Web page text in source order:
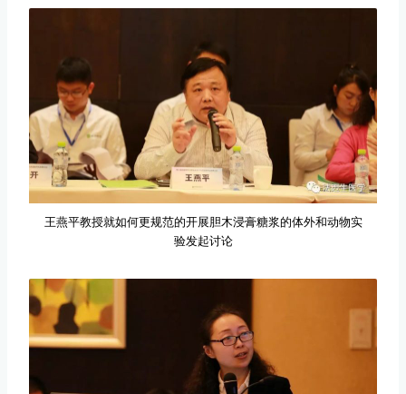
王燕平教授就如何更规范的开展胆木浸膏糖浆的体外和动物实
验发起讨论